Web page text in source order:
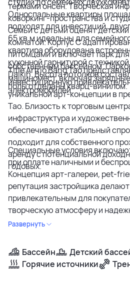
термами онсен. Творческая
коворкинг-пространства и
Семьи с детьми оценят детский
комнатой. Корпус C
питомцами и включает парк
собственным бассейном.
машиномест, включая
электромобилей.
Односпальные квартиры
подходят для инвестиций,
65 кв.м идеальны для
квартира оборудована
кухонной гарнитурой с
Daikin. Высота потолков
полы отделаны кварц-винилом.
Title Artrio Bang Tao
инвестиционную
уникальной арт-концепции в
Тао. Близость к торговым
инфраструктура и
обеспечивают стабильный
подходит для собственного
аренду с потенциальной
годовых.
Специальные условия
при оплате наличными и
Концепция арт-галереи, pet-
репутация застройщика
привлекательным для
творческую атмосферу и
Развернуть
Бассейн Детский
Горячие источники